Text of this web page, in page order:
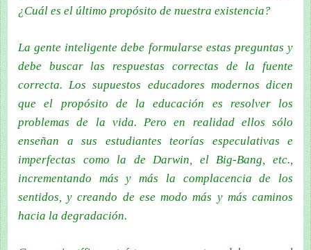
¿Cuál es el último propósito de nuestra existencia?
La gente inteligente debe formularse estas preguntas y
debe buscar las respuestas correctas de la fuente
correcta. Los supuestos educadores modernos dicen
que el propósito de la educación es resolver los
problemas de la vida. Pero en realidad ellos sólo
enseñan a sus estudiantes teorías especulativas e
imperfectas como la de Darwin, el Big-Bang, etc.,
incrementando más y más la complacencia de los
sentidos, y creando de ese modo más y más caminos
hacia la degradación.